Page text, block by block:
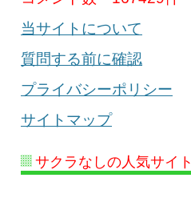
当サイトについて
質問する前に確認
プライバシーポリシー
サイトマップ
サクラなしの人気サイト